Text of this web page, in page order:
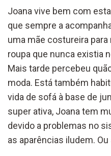
Joana vive bem com
que sempre a
uma mãe costureira
roupa que nunca existia
Mais tarde percebeu
moda. Está também
vida de sofá à base de
super ativa, Joana tem
devido a problemas no
as aparências iludem.